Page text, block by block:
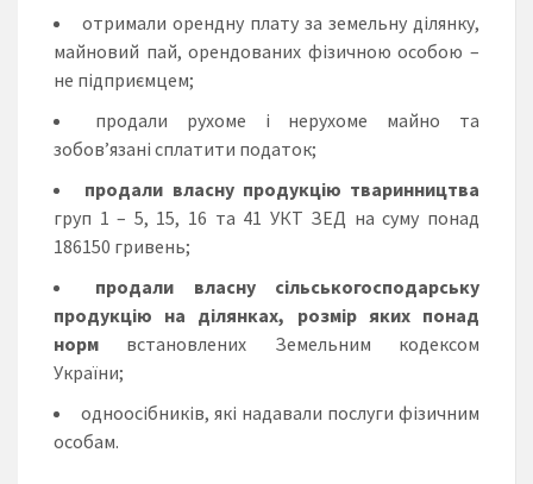
отримали орендну плату за земельну ділянку,
майновий пай, орендованих фізичною особою –
не підприємцем;
продали рухоме і нерухоме майно та
зобов’язані сплатити податок;
продали власну продукцію тваринництва
груп 1 – 5, 15, 16 та 41 УКТ ЗЕД на суму понад
186150 гривень;
продали власну сільськогосподарську
продукцію на ділянках, розмір яких понад
норм встановлених Земельним кодексом
України;
одноосібників, які надавали послуги фізичним
особам.